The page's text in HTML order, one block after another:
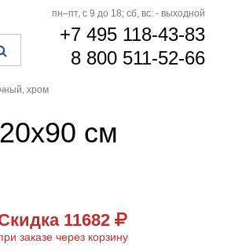
пн–пт, с 9 до 18; сб, вс: - выходной
+7 495 118-43-83
8 800 511-52-66
хром
см
₽ 11682
заказе через корзину